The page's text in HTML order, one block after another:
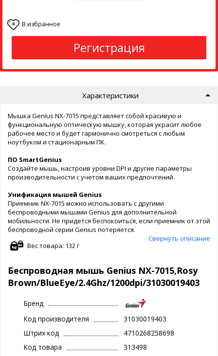
0 В избранное
Регистрация
Характеристики
Мышка Genius NX-7015 представляет собой красивую и
функциональную оптическую мышку, которая украсит любое
рабочее место и будет гармонично смотреться с любым
ноутбуком и стационарным ПК.
ПО SmartGenius
Создайте мышь, настроив уровни DPI и другие параметры
производительности с учетом ваших предпочтений.
Унификация мышей Genius
Приемник NX-7015 можно использовать с другими
беспроводными мышами Genius для дополнительной
мобильности. Не придется беспокоиться, если приемник от этой
беспроводной серии Genius потеряется.
Свернуть описание
Вес товара: 132 г
Беспроводная мышь Genius NX-7015,Rosy
Brown/BlueEye/2.4Ghz/1200dpi/31030019403
Бренд
Код производителя
31030019403
Штрих код
4710268258698
Код товара
313498